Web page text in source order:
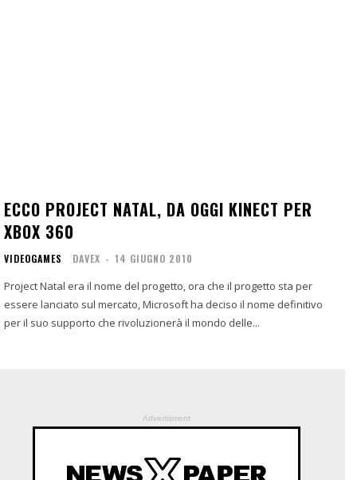
ECCO PROJECT NATAL, DA OGGI KINECT PER
XBOX 360
VIDEOGAMES DAVEX - 14 GIUGNO 2010
Project Natal era il nome del progetto, ora che il progetto sta per
essere lanciato sul mercato, Microsoft ha deciso il nome definitivo
per il suo supporto che rivoluzionerà il mondo delle...
Advertisment